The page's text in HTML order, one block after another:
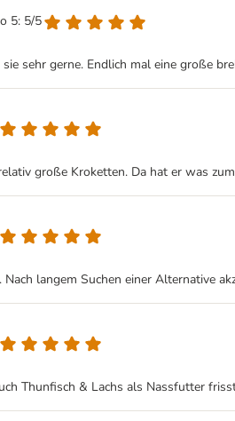
5: 5/5
sehr gerne. Endlich mal eine große
große Kroketten. Da hat er was
langem Suchen einer Alternative
Thunfisch & Lachs als Nassfutter